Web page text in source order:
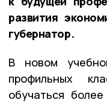
развития
губернатор.
В новом
профильных
обучаться